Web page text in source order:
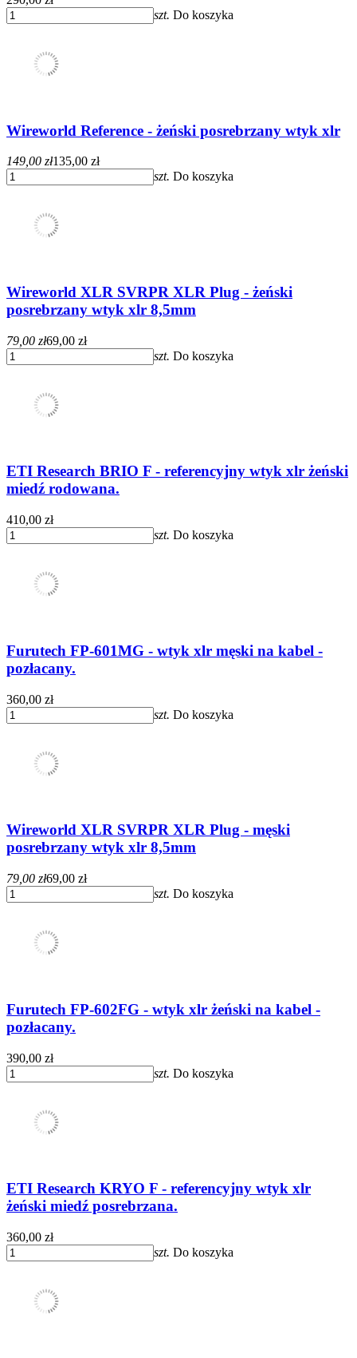
szt. Do koszyka
Wireworld Reference - żeński posrebrzany wtyk xlr
149,00 zł135,00 zł
szt. Do koszyka
Wireworld XLR SVRPR XLR Plug - żeński
posrebrzany wtyk xlr 8,5mm
79,00 zł69,00 zł
szt. Do koszyka
ETI Research BRIO F - referencyjny wtyk xlr żeński
miedź rodowana.
410,00 zł
szt. Do koszyka
Furutech FP-601MG - wtyk xlr męski na kabel -
pozłacany.
360,00 zł
szt. Do koszyka
Wireworld XLR SVRPR XLR Plug - męski
posrebrzany wtyk xlr 8,5mm
79,00 zł69,00 zł
szt. Do koszyka
Furutech FP-602FG - wtyk xlr żeński na kabel -
pozłacany.
390,00 zł
szt. Do koszyka
ETI Research KRYO F - referencyjny wtyk xlr
żeński miedź posrebrzana.
360,00 zł
szt. Do koszyka